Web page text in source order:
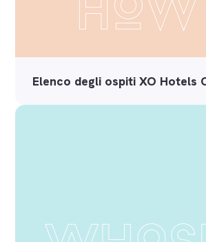
Elenco degli ospiti XO Hotels